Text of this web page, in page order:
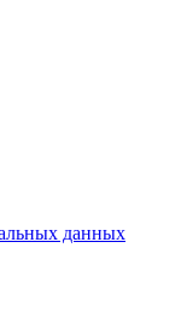
данных